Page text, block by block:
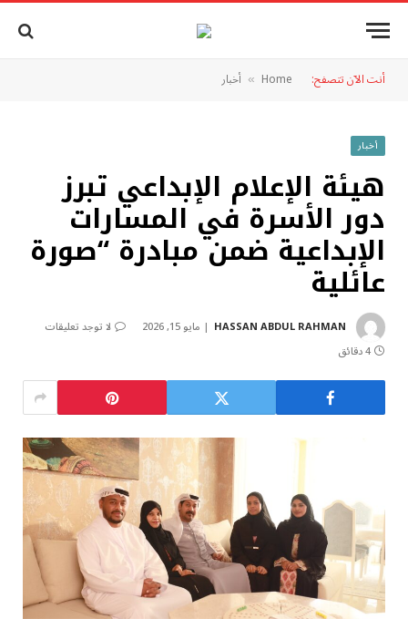
أنت الآن تتصفح: Home
» أخبار
أخبار
هيئة الإعلام الإبداعي تبرز
دور الأسرة في المسارات
الإبداعية ضمن مبادرة “صورة
عائلية
HASSAN ABDUL RAHMAN مايو 15, 2026
لا توجد تعليقات
4 دقائق